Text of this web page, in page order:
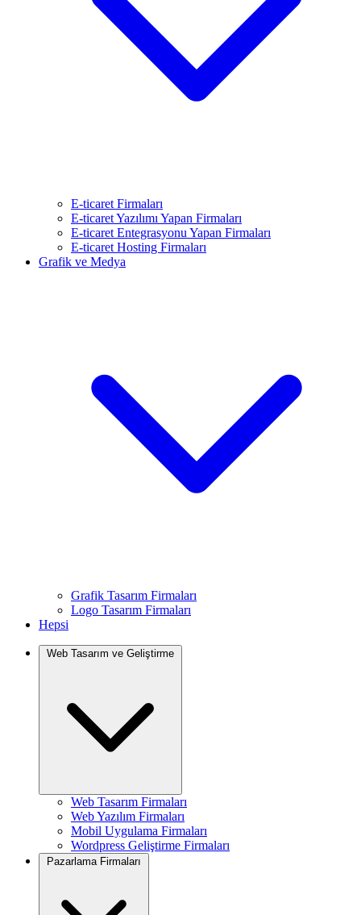
E-ticaret Firmaları
E-ticaret Yazılımı Yapan Firmaları
E-ticaret Entegrasyonu Yapan Firmaları
E-ticaret Hosting Firmaları
Grafik ve Medya
Grafik Tasarım Firmaları
Logo Tasarım Firmaları
Hepsi
Web Tasarım ve Geliştirme
Web Tasarım Firmaları
Web Yazılım Firmaları
Mobil Uygulama Firmaları
Wordpress Geliştirme Firmaları
Pazarlama Firmaları